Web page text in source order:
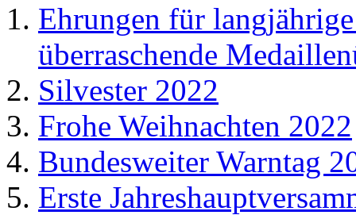
Ehrungen für
überraschende
Silvester 2022
Frohe Weihnachten 2022
Bundesweiter Warntag
Erste